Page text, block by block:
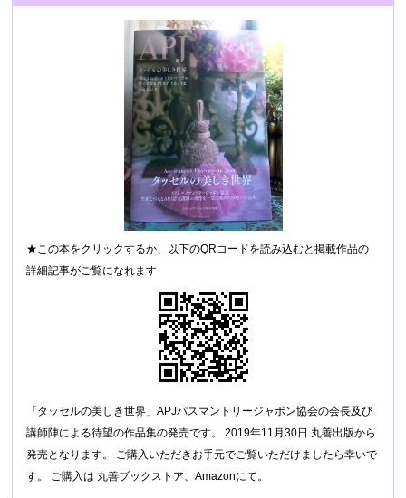
★この本をクリックするか、以下のQRコードを読み込むと掲載作品の
詳細記事がご覧になれます
「タッセルの美しき世界」APJパスマントリージャポン協会の会長及び
講師陣による待望の作品集の発売です。 2019年11月30日 丸善出版から
発売となります。 ご購入いただきお手元でご覧いただけましたら幸いで
す。 ご購入は 丸善ブックストア、Amazonにて。